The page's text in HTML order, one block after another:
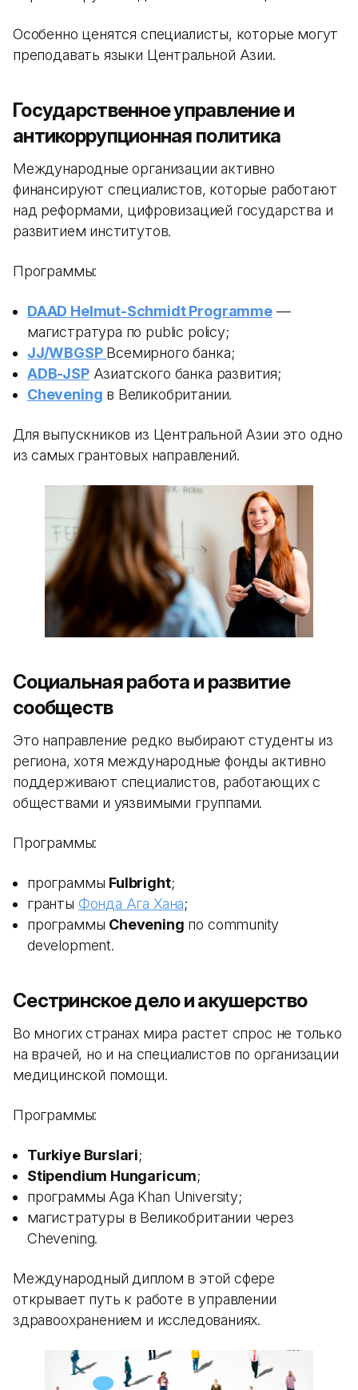
Особенно ценятся специалисты, которые могут
преподавать языки Центральной Азии.
Государственное управление и
антикоррупционная политика
Международные организации активно
финансируют специалистов, которые работают
над реформами, цифровизацией государства и
развитием институтов.
Программы:
DAAD Helmut-Schmidt Programme—
магистратура по public policy;
JJ/WBGSP Всемирного банка;
ADB-JSPАзиатского банка развития;
Chevening в Великобритании.
Для выпускников из Центральной Азии это одно
из самых грантовых направлений.
Социальная работа и развитие
сообществ
Это направление редко выбирают студенты из
региона, хотя международные фонды активно
поддерживают специалистов, работающих с
обществами и уязвимыми группами.
Программы:
программы Fulbright;
гранты Фонда Ага Хана;
программы Chevening по community
development.
Сестринское дело и акушерство
Во многих странах мира растет спрос не только
на врачей, но и на специалистов по организации
медицинской помощи.
Программы:
Turkiye Burslari;
Stipendium Hungaricum;
программы Aga Khan University;
магистратуры в Великобритании через
Chevening.
Международный диплом в этой сфере
открывает путь к работе в управлении
здравоохранением и исследованиях.